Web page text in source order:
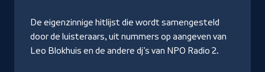
De eigenzinnige hitlijst die wordt samengesteld
door de luisteraars, uit nummers op aangeven van
Leo Blokhuis en de andere dj’s van NPO Radio 2.